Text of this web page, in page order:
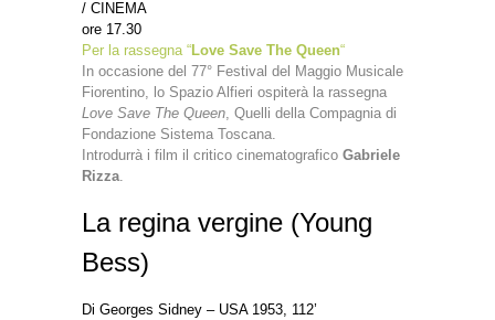
/ CINEMA
ore 17.30
Per la rassegna “Love Save The Queen“
In occasione del 77° Festival del Maggio Musicale
Fiorentino, lo Spazio Alfieri ospiterà la rassegna
Love Save The Queen , Quelli della Compagnia di
Fondazione Sistema Toscana.
Introdurrà i film il critico cinematografico Gabriele
Rizza
La regina vergine (Young
Bess)
Di Georges Sidney – USA 1953, 112’